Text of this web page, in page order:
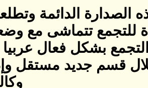
الصدارة الدائمة
للتجمع تتماشى مع
بشكل فعال عربيا
قسم جديد مستقل